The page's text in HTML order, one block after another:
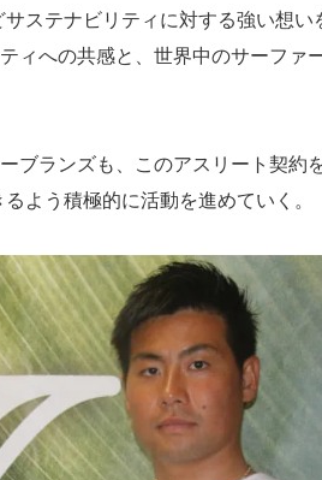
ステナビリティに対する強い想い
ィへの共感と、世界中のサーファ
ブランズも、このアスリート契約
よう積極的に活動を進めていく。